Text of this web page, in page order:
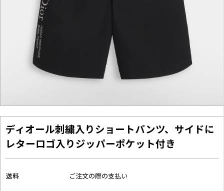
ディオール刺繍入りショートパンツ、サイドに
レターロゴ入りジッパーポケット付き
送料 ご注文の際の支払い